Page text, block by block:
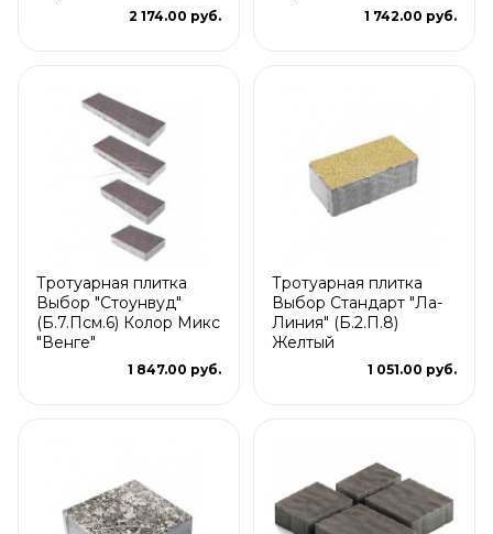
2 174.00 руб. 1 742.00 руб.
Тротуарная плитка
Выбор "Стоунвуд"
(Б.7.Псм.6) Колор Микс
"Венге"
1 847.00 руб.
Тротуарная плитка
Выбор Стандарт "Ла-
Линия" (Б.2.П.8)
Желтый
1 051.00 руб.